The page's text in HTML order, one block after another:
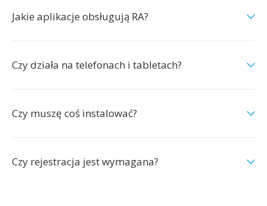
Jakie aplikacje obsługują RA?
Czy działa na telefonach i tabletach?
Czy muszę coś instalować?
Czy rejestracja jest wymagana?